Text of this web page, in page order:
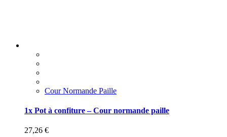
Cour Normande Paille
1x Pot à confiture – Cour normande paille
27,26 €